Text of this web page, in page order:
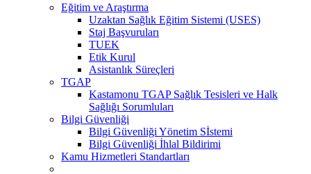
Eğitim ve Araştırma
Uzaktan Sağlık Eğitim Sistemi (USES)
Staj Başvuruları
TUEK
Etik Kurul
Asistanlık Süreçleri
TGAP
Kastamonu TGAP Sağlık Tesisleri ve Halk
Sağlığı Sorumluları
Bilgi Güvenliği
Bilgi Güvenliği Yönetim Sİstemi
Bilgi Güvenliği İhlal Bildirimi
Kamu Hizmetleri Standartları